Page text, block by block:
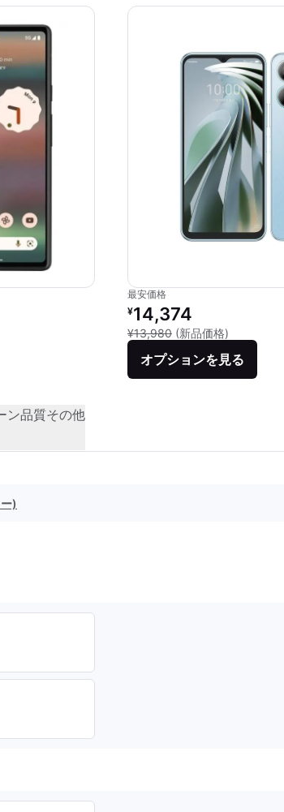
最安価格
リファービッシュ品の価格：
¥14,374
¥13,980 (新品価格)
オプションを見る
ン品質その他
)